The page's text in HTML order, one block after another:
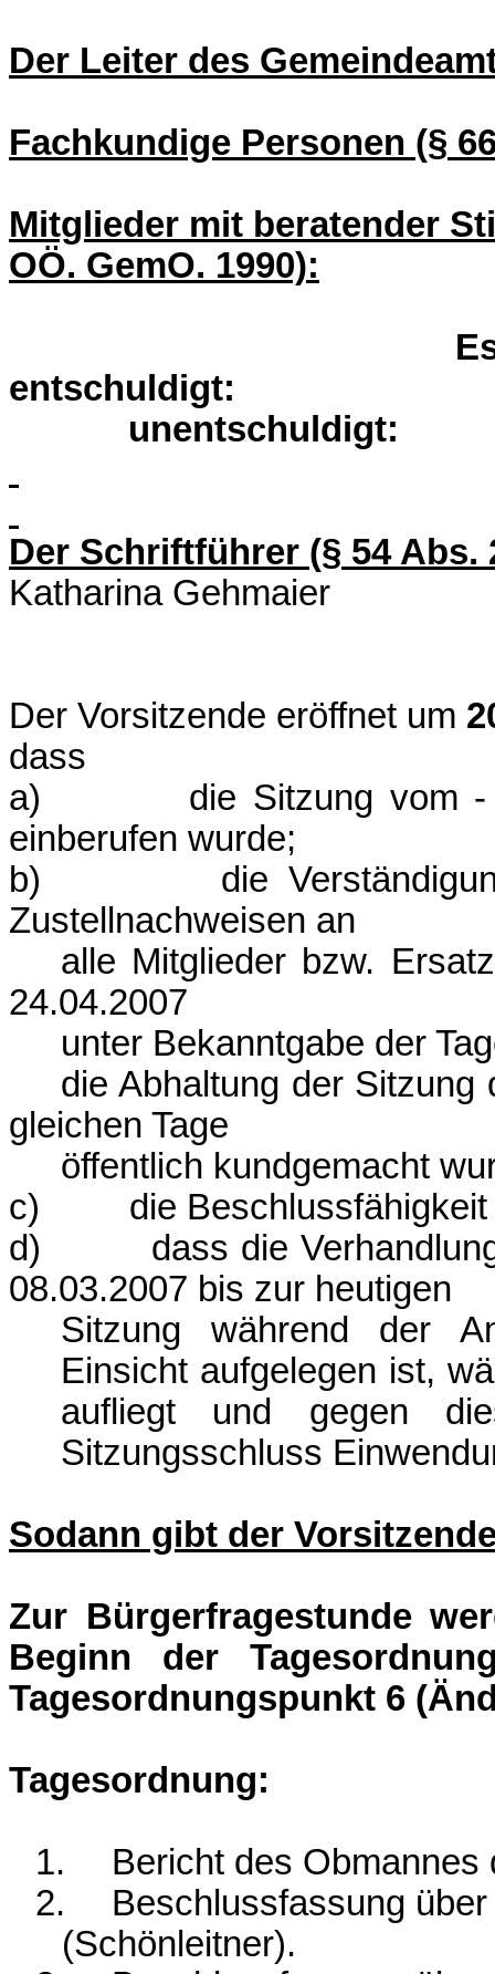
Der Leiter des
Fachkundige Personen (§
Mitglieder mit beratender
OÖ. GemO. 1990):
unentschuldigt:
Der Schriftführer (§ 54 Abs.
Katharina Gehmaier
Der Vorsitzende eröffnet um
dass
a) die Sitzung vom -
einberufen wurde;
b) die Verständigung
Zustellnachweisen an
alle Mitglieder bzw.
24.04.2007
unter Bekanntgabe der
die Abhaltung der
gleichen Tage
öffentlich kundgemacht
c) die Beschlussfähigkeit
d) dass die
08.03.2007 bis zur heutigen
Sitzung während der
Einsicht aufgelegen ist,
aufliegt und gegen
Sitzungsschluss
Sodann gibt der
Zur Bürgerfragestunde
Beginn der
Tagesordnungspunkt 6
Tagesordnung:
1.
Bericht des
2.
Beschlussfassung
(Schönleitner).